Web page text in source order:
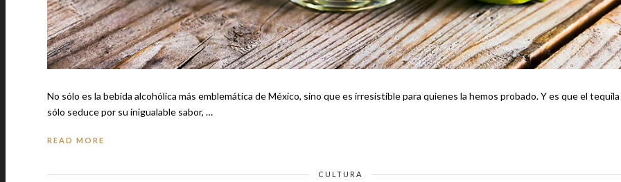
No sólo es la bebida alcohólica más emblemática de México, sino que es irresistible para quienes la hemos probado. Y es que el tequila no
sólo seduce por su inigualable sabor, …
READ MORE
CULTURA